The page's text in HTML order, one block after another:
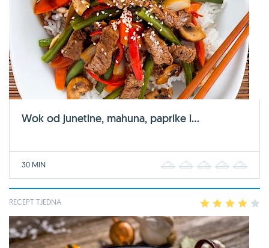
Wok od junetine, mahuna, paprike i...
30 MIN 2 3 4
RECEPT TJEDNA 2 3 4